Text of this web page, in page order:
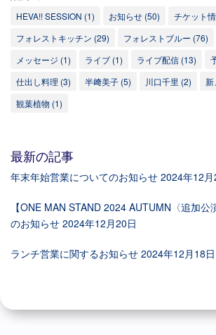
HEVA!! SESSION (1) お知らせ (50) チケット
フォレストキッチン (29) フォレストブルー (76)
メッセージ (1) ライブ (1) ライブ配信 (13)
仕出し料理 (3) 半﨑美子 (5) 川口千里 (2) 新
観葉植物 (1)
最新の記事
年末年始営業についてのお知らせ 2024年12月
【ONE MAN STAND 2024 AUTUMN〈追加公
のお知らせ 2024年12月20日
ランチ営業に関するお知らせ 2024年12月18日